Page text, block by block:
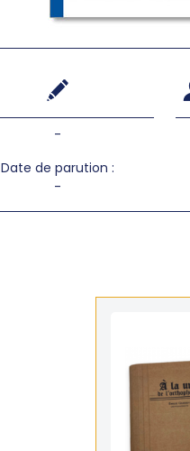
-
Date de parution :
-